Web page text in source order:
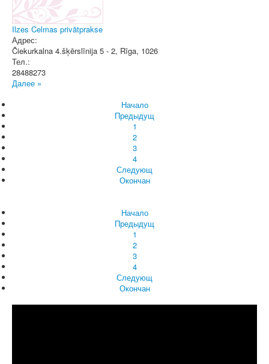
Ilzes Celmas privātprakse
Адрес:
Čiekurkalna 4.šķērslīnija 5 - 2, Rīga, 1026
Тел.:
28488273
Далее »
Начало
Предыдущ
1
2
3
4
Следующ
Окончан
Начало
Предыдущ
1
2
3
4
Следующ
Окончан